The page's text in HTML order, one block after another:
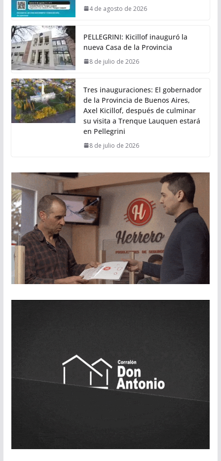
4 de agosto de 2026
PELLEGRINI: Kicillof inauguró la
nueva Casa de la Provincia
8 de julio de 2026
Tres inauguraciones: El gobernador
de la Provincia de Buenos Aires,
Axel Kicillof, después de culminar
su visita a Trenque Lauquen estará
en Pellegrini
8 de julio de 2026